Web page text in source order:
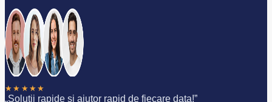
★★★★★
„Soluții rapide și ajutor rapid de fiecare data!”